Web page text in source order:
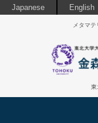
Japanese English
メタマ
東